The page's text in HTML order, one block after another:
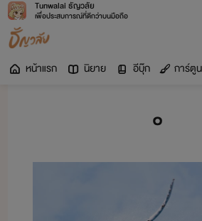
Tunwalai ธัญวลัย
เพื่อประสบการณ์ที่ดีกว่าบนมือถือ
หน้าแรก นิยาย อีบุ๊ก การ์ตูน
๐